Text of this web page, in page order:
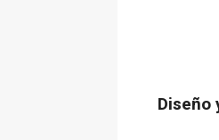
Diseño